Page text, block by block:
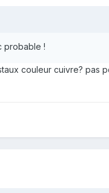
probable !
couleur cuivre? pas